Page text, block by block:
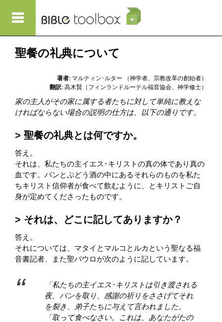
聖餐の礼典について
著者: マルティン･ルター （神学者、宗教改革の創始者）
翻訳: 高木賢（フィンランドルーテル福音協会、神学修士）
家の主人がその家に属する者たちに対して単純に教えな
ければならない場合の説明の仕方は、以下の通りです。
聖餐の礼典とは何ですか。
答え。
それは、私たちの主イエス･キリストの真の体であり真の
血です。パンとぶどう酒の中にあるそれらのものを私た
ちキリスト信仰者が食べて飲むように、とキリストご自
身が定めてくださったものです。
それは、どこに記してありますか？
答え。
それについては、マタイとマルコとルカという聖なる福
音書記者、また聖パウロが次のように記しています。
「私たちの主イエス･キリストは引き渡される
夜、パンを取り、感謝の祈りをささげてそれ
を裂き、弟子たちに与えて言われました。
「取って食べなさい。これは、あなたがたの